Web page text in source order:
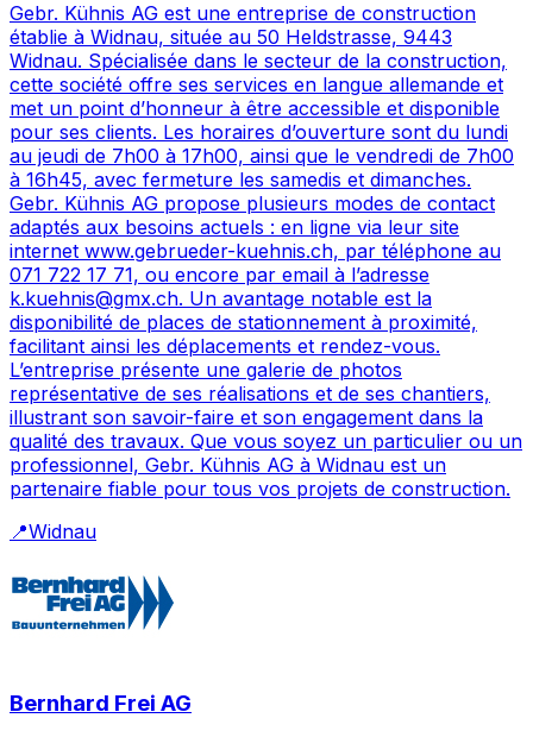
Gebr. Kühnis AG est une entreprise de construction
établie à Widnau, située au 50 Heldstrasse, 9443
Widnau. Spécialisée dans le secteur de la construction,
cette société offre ses services en langue allemande et
met un point d’honneur à être accessible et disponible
pour ses clients. Les horaires d’ouverture sont du lundi
au jeudi de 7h00 à 17h00, ainsi que le vendredi de 7h00
à 16h45, avec fermeture les samedis et dimanches.
Gebr. Kühnis AG propose plusieurs modes de contact
adaptés aux besoins actuels : en ligne via leur site
internet www.gebrueder-kuehnis.ch, par téléphone au
071 722 17 71, ou encore par email à l’adresse
k.kuehnis@gmx.ch. Un avantage notable est la
disponibilité de places de stationnement à proximité,
facilitant ainsi les déplacements et rendez-vous.
L’entreprise présente une galerie de photos
représentative de ses réalisations et de ses chantiers,
illustrant son savoir-faire et son engagement dans la
qualité des travaux. Que vous soyez un particulier ou un
professionnel, Gebr. Kühnis AG à Widnau est un
partenaire fiable pour tous vos projets de construction.
📍Widnau
Bernhard Frei AG